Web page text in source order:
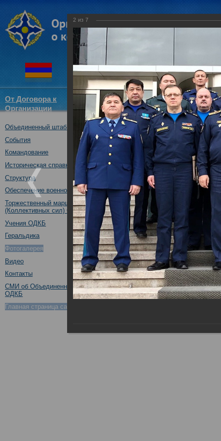
От Договора к
Организации
Структура
ОДКБ
Новости
Объединенный штаб ОДКБ
События
Командование
Историческая справка
Структура
Обеспечение военной безопасности
Торжественный марш Войск
(Коллективных сил) ОДКБ
Учения ОДКБ
Геральдика
Фотогалерея
Видео
Контакты
СМИ об Объединенном штабе
ОДКБ
Главная страница сайта ОДКБ
Рабочая группа обсудила
ПВО в Центрально-Азиатском
13.02.2019
Поделиться в социальных
2 из 7